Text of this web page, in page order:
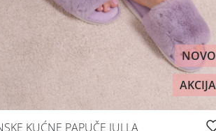
NOVO
AKCIJA
KUĆNE PAPUČE JULLA